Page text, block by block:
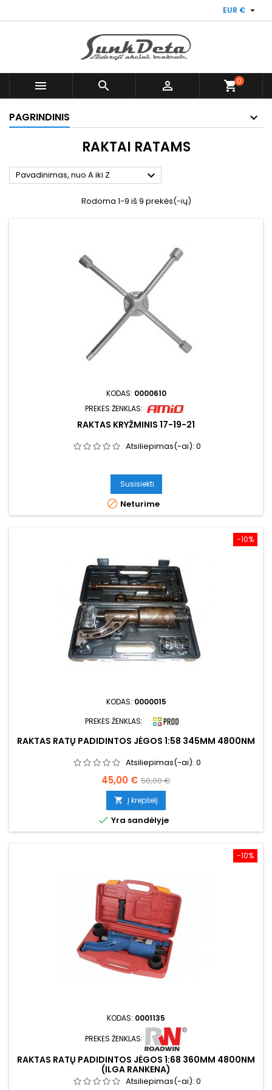
EUR € 
   shopping_cart0
PAGRINDINIS
RAKTAI RATAMS
Pavadinimas, nuo A iki Z 
Rodoma 1-9 iš 9 prekės(-ių)
KODAS: 0000610
PREKĖS ŽENKLAS:
RAKTAS KRYŽMINIS 17-19-21
Atsiliepimas(-ai): 0
Susisiekti
 Neturime
−10%
KODAS: 0000015
PREKĖS ŽENKLAS:
RAKTAS RATŲ PADIDINTOS JĖGOS 1:58 345MM 4800NM
Atsiliepimas(-ai): 0
Kaina
45,00 € Bazinė
kaina
50,00 €
 Į krepšelį
 Yra sandėlyje
−10%
KODAS: 0001135
PREKĖS ŽENKLAS:
RAKTAS RATŲ PADIDINTOS JĖGOS 1:68 360MM 4800NM
(ILGA RANKENA)
Atsiliepimas(-ai): 0